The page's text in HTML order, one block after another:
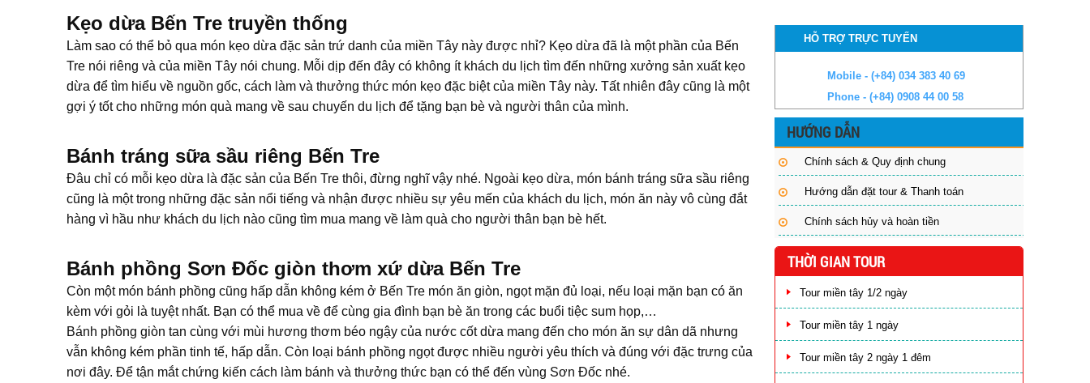
Kẹo dừa Bến Tre truyền thống
Làm sao có thể bỏ qua món kẹo dừa đặc sản trứ danh của miền Tây này được nhỉ? Kẹo dừa đã là một phần của Bến
Tre nói riêng và của miền Tây nói chung. Mỗi dịp đến đây có không ít khách du lịch tìm đến những xưởng sản xuất kẹo
dừa để tìm hiểu về nguồn gốc, cách làm và thưởng thức món kẹo đặc biệt của miền Tây này. Tất nhiên đây cũng là một
gợi ý tốt cho những món quà mang về sau chuyến du lịch để tặng bạn bè và người thân của mình.
Bánh tráng sữa sầu riêng Bến Tre
Đâu chỉ có mỗi kẹo dừa là đặc sản của Bến Tre thôi, đừng nghĩ vậy nhé. Ngoài kẹo dừa, món bánh tráng sữa sầu riêng
cũng là một trong những đặc sản nổi tiếng và nhận được nhiều sự yêu mến của khách du lịch, món ăn này vô cùng đắt
hàng vì hầu như khách du lịch nào cũng tìm mua mang về làm quà cho người thân bạn bè hết.
Bánh phồng Sơn Đốc giòn thơm xứ dừa Bến Tre
Còn một món bánh phồng cũng hấp dẫn không kém ở Bến Tre món ăn giòn, ngọt mặn đủ loại, nếu loại mặn bạn có ăn
kèm với gỏi là tuyệt nhất. Bạn có thể mua về để cùng gia đình bạn bè ăn trong các buổi tiệc sum họp,…
Bánh phồng giòn tan cùng với mùi hương thơm béo ngậy của nước cốt dừa mang đến cho món ăn sự dân dã nhưng
vẫn không kém phần tinh tế, hấp dẫn. Còn loại bánh phồng ngọt được nhiều người yêu thích và đúng với đặc trưng của
nơi đây. Để tận mắt chứng kiến cách làm bánh và thưởng thức bạn có thể đến vùng Sơn Đốc nhé.
HỖ TRỢ TRỰC TUYẾN
Mobile - (+84) 034 383 40 69
Phone - (+84) 0908 44 00 58
HƯỚNG DẪN
Chính sách & Quy định chung
Hướng dẫn đặt tour & Thanh toán
Chính sách hủy và hoàn tiền
THỜI GIAN TOUR
Tour miền tây 1/2 ngày
Tour miền tây 1 ngày
Tour miền tây 2 ngày 1 đêm